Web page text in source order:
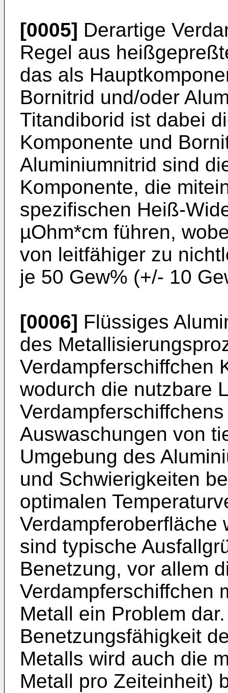
[0005] Derartige
Regel aus
das als
Bornitrid und/oder
Titandiborid ist dabei
Komponente und
Aluminiumnitrid sind
Komponente, die
spezifischen Heiß-
µOhm*cm führen,
von leitfähiger zu
je 50 Gew% (+/- 10
[0006] Flüssiges
des
Verdampferschiffchen
wodurch die nutzbare
Auswaschungen von
Umgebung des
und Schwierigkeiten
optimalen
Verdampferoberfläche
sind typische
Benetzung, vor allem
Verdampferschiffchen
Metall ein Problem
Benetzungsfähigkeit
Metalls wird auch die
Metall pro Zeiteinheit)